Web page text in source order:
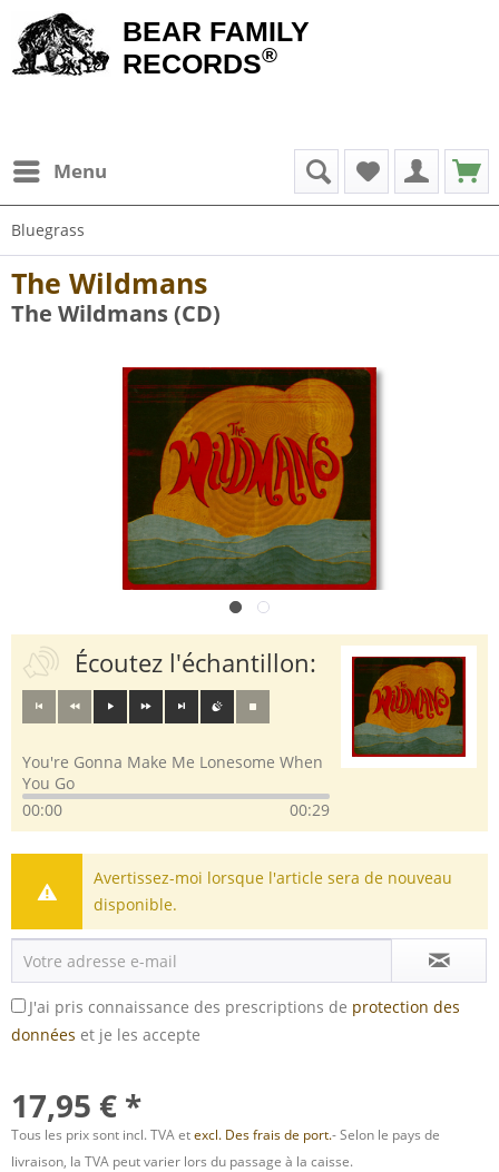
BEAR FAMILY
RECORDS®
Menu
Bluegrass
The Wildmans
The Wildmans (CD)
Écoutez l'échantillon:
You're Gonna Make Me Lonesome When
You Go
00:00
00:29
Avertissez-moi lorsque l'article sera de nouveau
disponible.
J'ai pris connaissance des prescriptions de protection des
données et je les accepte
17,95 € *
Tous les prix sont incl. TVA etexcl. Des frais de port.- Selon le pays de
livraison, la TVA peut varier lors du passage à la caisse.